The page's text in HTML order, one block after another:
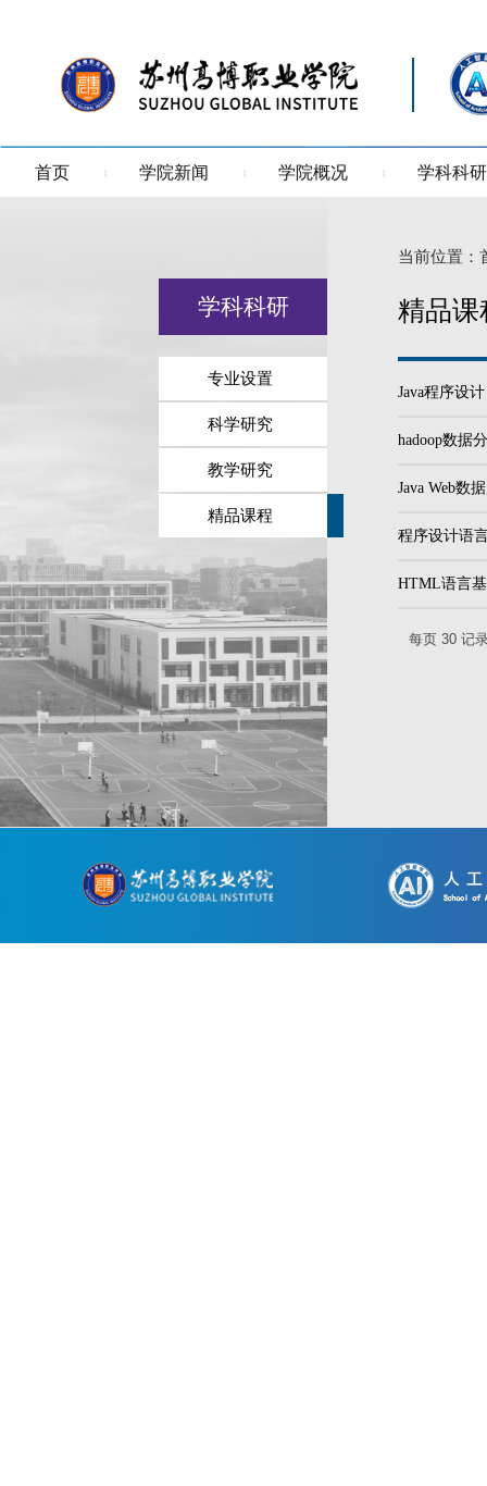
首页 学院新闻 学院概况 学科科研
学科科研
专业设置
科学研究
教学研究
精品课程
当前位置：
精品课
Java程序设计
hadoop数据
Java Web数
程序设计语
HTML语言
每页 30记